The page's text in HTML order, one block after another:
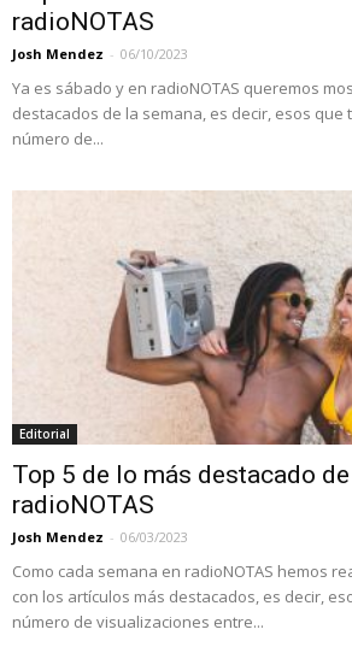
radioNOTAS
Josh Mendez - 06/10/2023
Ya es sábado y en radioNOTAS queremos
destacados de la semana, es decir, esos que
número de...
Editorial
Top 5 de lo más destacado
radioNOTAS
Josh Mendez - 06/03/2023
Como cada semana en radioNOTAS hemos
con los artículos más destacados, es decir,
número de visualizaciones entre...